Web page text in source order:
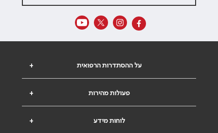
+ על ההסתדרות הרפואית
+ פעולות מהירות
+ לוחות מידע